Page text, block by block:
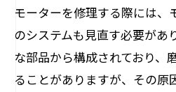
モーターを修理する際には、
のシステムも見直す必要があ
な部品から構成されており、
ることがありますが、その原